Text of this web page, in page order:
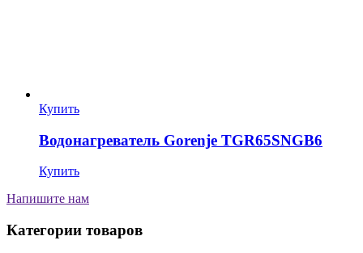
Купить
Водонагреватель Gorenje TGR65SNGB6
Купить
Напишите нам
Категории товаров